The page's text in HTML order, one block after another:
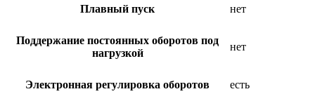
Плавный пуск нет
Поддержание постоянных оборотов под
нагрузкой
нет
Электронная регулировка оборотов есть